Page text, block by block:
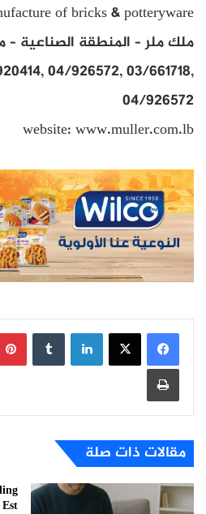
of bricks & potteryware
ملك ملر – المنطقة الصناعية –
04/926572, 03/661718,
04/926572
website: www.muller.com.lb
لينكدإن
طباعة
مقالات ذات صلة
Est